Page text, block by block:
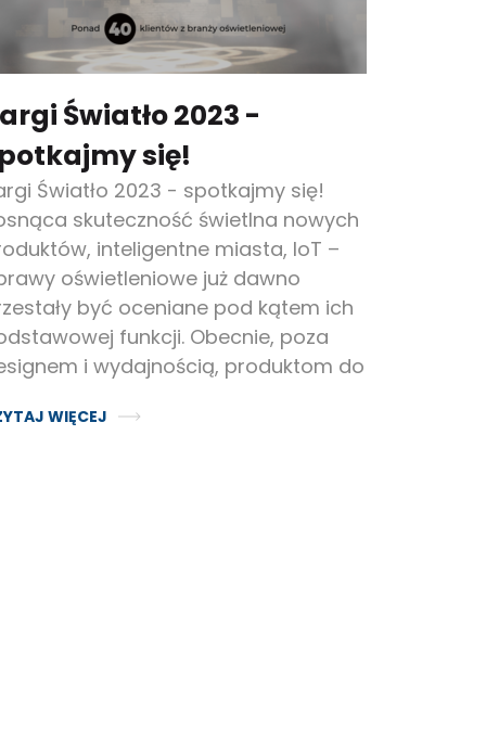
Światło 2023 -
się!
Światło 2023 - spotkajmy się!
skuteczność świetlna nowych
inteligentne miasta, IoT –
oświetleniowe już dawno
być oceniane pod kątem ich
funkcji. Obecnie, poza
i wydajnością, produktom do
WIĘCEJ